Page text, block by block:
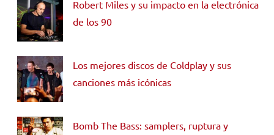
Robert Miles y su impacto en la electrónica
de los 90
Los mejores discos de Coldplay y sus
canciones más icónicas
Bomb The Bass: samplers, ruptura y